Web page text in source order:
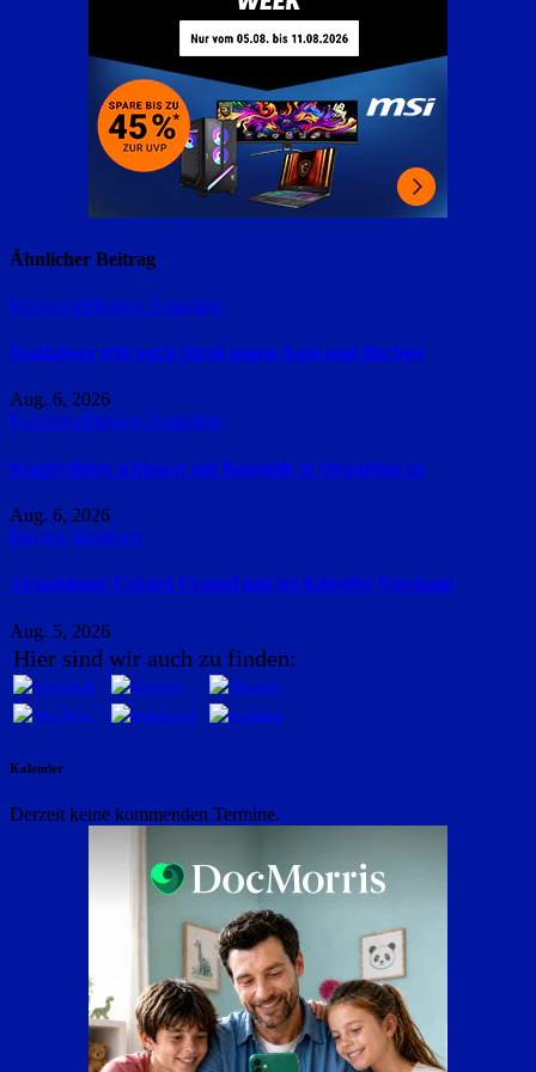
Ähnlicher Beitrag
Polizeimeldungen Straubing
Radfahrer tritt nach Streit gegen Auto und flüchtet
Aug. 6, 2026
Polizeimeldungen Straubing
Kupferdiebe schlagen auf Baustelle in Straubing zu
Aug. 6, 2026
Bayern Straubing
Straubinger Erhard Grundl neu im Künstler-Vorstand
Aug. 5, 2026
Hier sind wir auch zu finden:
Kalender
Derzeit keine kommenden Termine.